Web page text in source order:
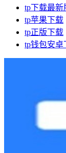
tp下载最新
tp苹果下载
tp正版下载
tp钱包安卓